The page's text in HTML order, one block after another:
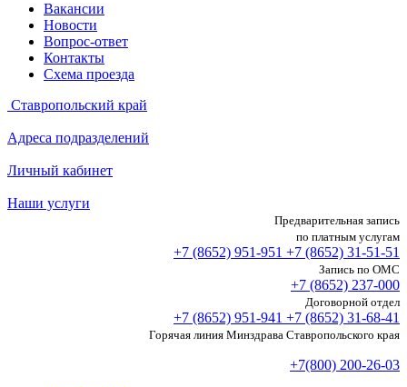
Вакансии
Новости
Вопрос-ответ
Контакты
Схема проезда
Ставропольский край
Адреса подразделений
Личный кабинет
Наши услуги
Предварительная запись
по платным услугам
+7 (8652) 951-951 +7 (8652) 31-51-51
Запись по ОМС
+7 (8652) 237-000
Договорной отдел
+7 (8652) 951-941 +7 (8652) 31-68-41
Горячая линия Минздрава Ставропольского края
+7(800) 200-26-03